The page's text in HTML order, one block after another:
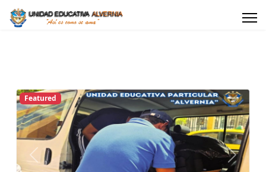
Previous Next
Featured